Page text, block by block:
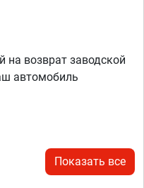
возврат заводской
автомобиль
Показать все